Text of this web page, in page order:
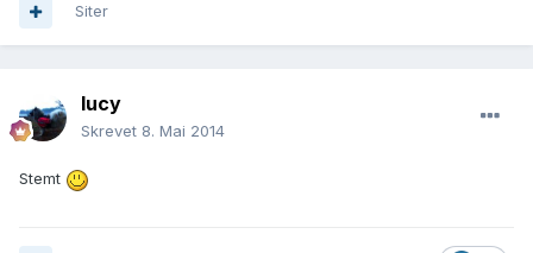
Siter
lucy
Skrevet 8. Mai 2014
Stemt